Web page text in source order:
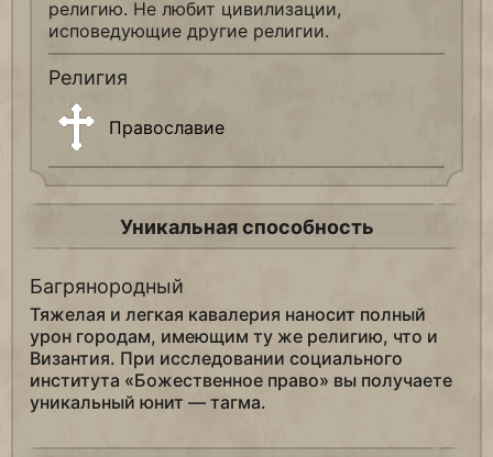
религию. Не любит цивилизации,
исповедующие другие религии.
Религия
Православие
Уникальная способность
Багрянородный
Тяжелая и легкая кавалерия наносит полный
урон городам, имеющим ту же религию, что и
Византия. При исследовании социального
института «Божественное право» вы получаете
уникальный юнит — тагма.